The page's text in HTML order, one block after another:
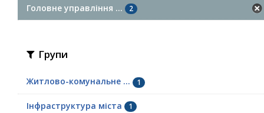
Головне управління ... 2
Групи
Житлово-комунальне ... 1
Інфраструктура міста 1